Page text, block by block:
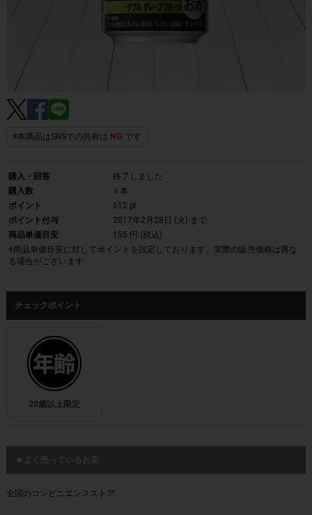
※本商品はSNSでの共有は NG です
購入・回答
終了しました
購入数
4本
ポイント
612 pt
ポイント付与
2017年2月28日 (火) まで
商品単価目安
155 円 (税込)
※商品単価目安に対してポイントを設定しております。実際の販売価格は異な
る場合がございます。
チェックポイント
20歳以上限定
■ よく売っているお店
全国のコンビニエンスストア